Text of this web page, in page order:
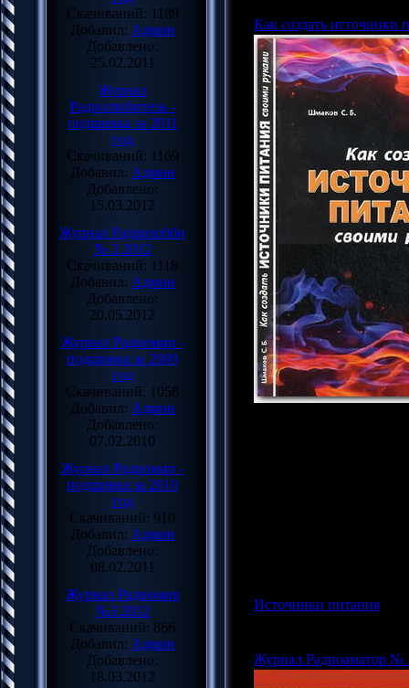
Скачиваний: 1189
Добавил: Админ
Добавлено:
25.02.2011
Журнал
Радиолюбитель -
подшивка за 2011
год
Скачиваний: 1169
Добавил: Админ
Добавлено:
15.03.2012
Журнал Радиохобби
№ 2 2012
Скачиваний: 1118
Добавил: Админ
Добавлено:
20.05.2012
Журнал Радиомир -
подшивка за 2009
год
Скачиваний: 1058
Добавил: Админ
Добавлено:
07.02.2010
Журнал Радиомир -
подшивка за 2010
год
Скачиваний: 910
Добавил: Админ
Добавлено:
08.02.2011
Журнал Радиомир
№3 2012
Скачиваний: 866
Добавил: Админ
Добавлено:
18.03.2012
Как создать источники
Источники питания
Журнал Радиоаматор №